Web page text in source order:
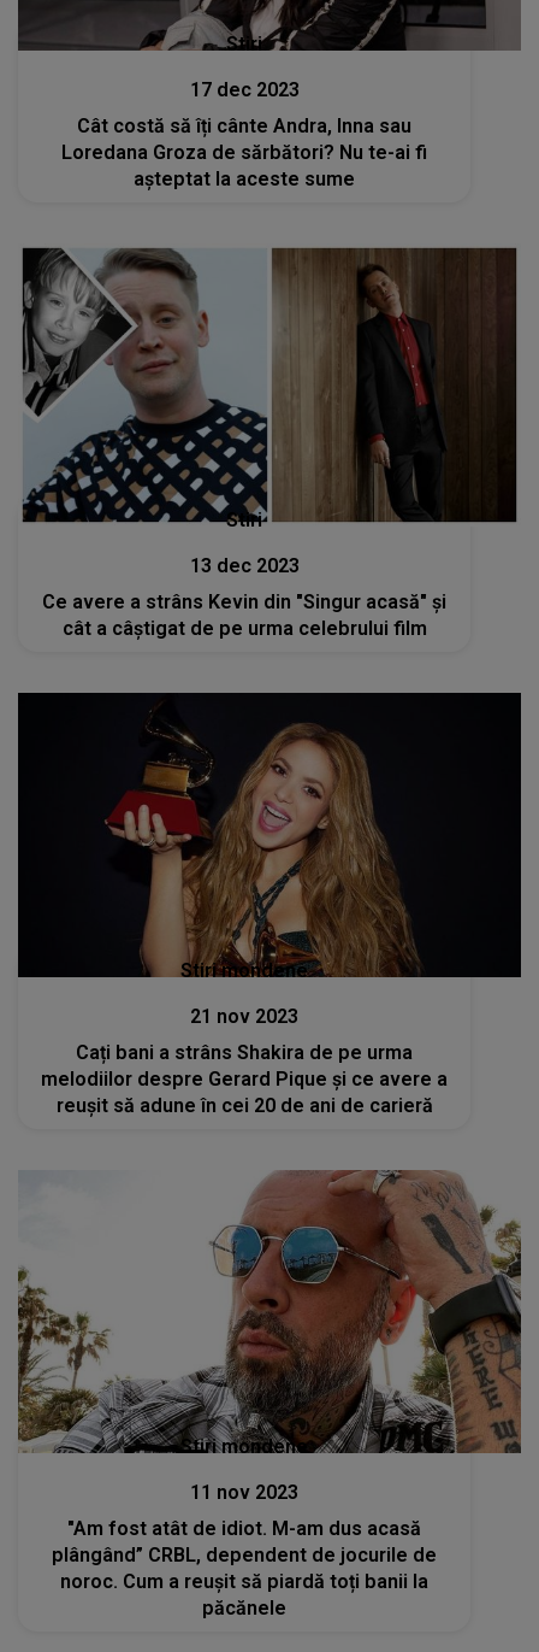
Stiri
17 dec 2023
Cât costă să îți cânte Andra, Inna sau
Loredana Groza de sărbători? Nu te-ai fi
așteptat la aceste sume
Stiri
13 dec 2023
Ce avere a strâns Kevin din "Singur acasă" și
cât a câștigat de pe urma celebrului film
Stiri mondene
21 nov 2023
Cați bani a strâns Shakira de pe urma
melodiilor despre Gerard Pique și ce avere a
reușit să adune în cei 20 de ani de carieră
Stiri mondene
11 nov 2023
"Am fost atât de idiot. M-am dus acasă
plângând” CRBL, dependent de jocurile de
noroc. Cum a reușit să piardă toți banii la
păcănele